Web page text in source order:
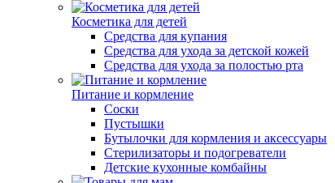
Косметика для детей
Средства для купания
Средства для ухода за детской кожей
Средства для ухода за полостью рта
Питание и кормление
Соски
Пустышки
Бутылочки для кормления и аксессуары
Стерилизаторы и подогреватели
Детские кухонные комбайны